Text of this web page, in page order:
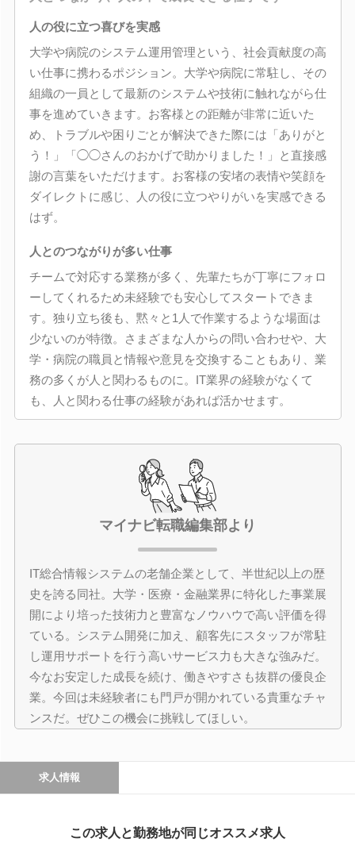
人の役に立つ喜びを実感
大学や病院のシステム運用管理という、社会貢献度の高
い仕事に携わるポジション。大学や病院に常駐し、その
組織の一員として最新のシステムや技術に触れながら仕
事を進めていきます。お客様との距離が非常に近いた
め、トラブルや困りごとが解決できた際には「ありがと
う！」「◯◯さんのおかげで助かりました！」と直接感
謝の言葉をいただけます。お客様の安堵の表情や笑顔を
ダイレクトに感じ、人の役に立つやりがいを実感できる
はず。
人とのつながりが多い仕事
チームで対応する業務が多く、先輩たちが丁寧にフォロ
ーしてくれるため未経験でも安心してスタートできま
す。独り立ち後も、黙々と1人で作業するような場面は
少ないのが特徴。さまざまな人からの問い合わせや、大
学・病院の職員と情報や意見を交換することもあり、業
務の多くが人と関わるものに。IT業界の経験がなくて
も、人と関わる仕事の経験があれば活かせます。
マイナビ転職編集部より
IT総合情報システムの老舗企業として、半世紀以上の歴
史を誇る同社。大学・医療・金融業界に特化した事業展
開により培った技術力と豊富なノウハウで高い評価を得
ている。システム開発に加え、顧客先にスタッフが常駐
し運用サポートを行う高いサービス力も大きな強みだ。
今なお安定した成長を続け、働きやすさも抜群の優良企
業。今回は未経験者にも門戸が開かれている貴重なチャ
ンスだ。ぜひこの機会に挑戦してほしい。
求人情報
この求人と勤務地が同じオススメ求人